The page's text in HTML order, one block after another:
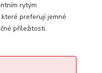
rytým
preferují jemné
příležitosti.